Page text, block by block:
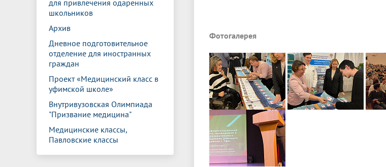
для привлечения одаренных
школьников
Архив
Дневное подготовительное
отделение для иностранных
граждан
Проект «Медицинский класс в
уфимской школе»
Внутривузовская Олимпиада
"Призвание медицина"
Медицинские классы,
Павловские классы
Фотогалерея